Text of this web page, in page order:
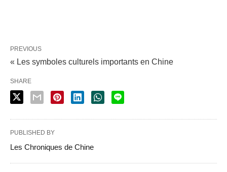
PREVIOUS
« Les symboles culturels importants en Chine
SHARE
PUBLISHED BY
Les Chroniques de Chine